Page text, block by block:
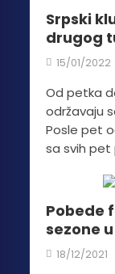
Srpski
drugog
15/01/2022
Od petka
održavaju
Posle pet
sa svih pet
Pobede
sezone
18/12/2021